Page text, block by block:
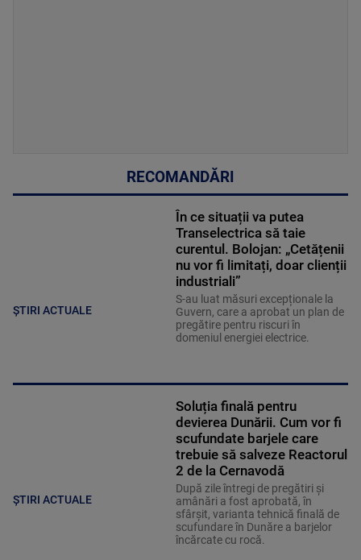
RECOMANDĂRI
ȘTIRI ACTUALE
În ce situații va putea
Transelectrica să taie
curentul. Bolojan: „Cetățenii
nu vor fi limitați, doar clienții
industriali”
S-au luat măsuri excepționale la
Guvern, care a aprobat un plan de
pregătire pentru riscuri în
domeniul energiei electrice.
ȘTIRI ACTUALE
Soluția finală pentru
devierea Dunării. Cum vor fi
scufundate barjele care
trebuie să salveze Reactorul
2 de la Cernavodă
După zile întregi de pregătiri și
amânări a fost aprobată, în
sfârșit, varianta tehnică finală de
scufundare în Dunăre a barjelor
încărcate cu rocă.